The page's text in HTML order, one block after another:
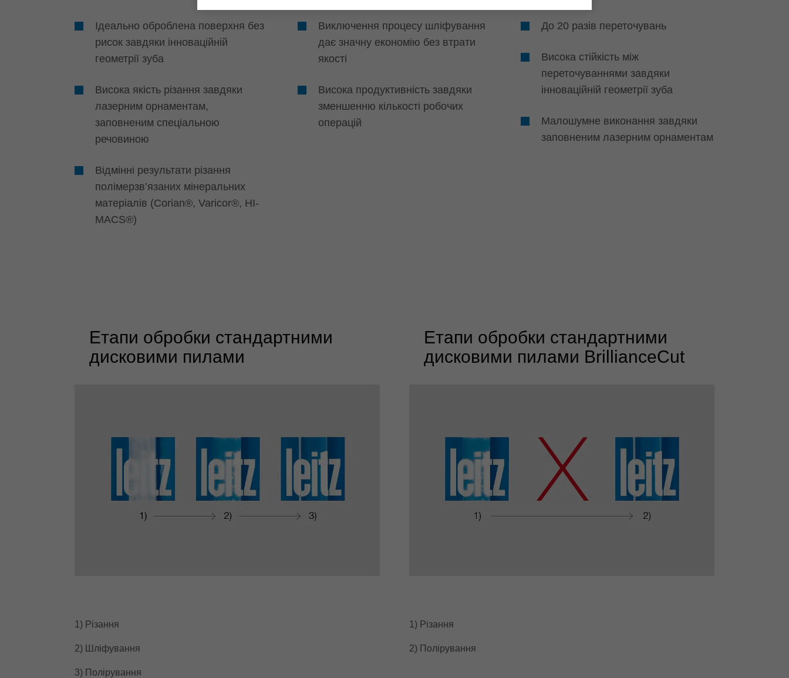
Ідеально оброблена поверхня без
рисок завдяки інноваційній
геометрії зуба
Висока якість різання завдяки
лазерним орнаментам,
заповненим спеціальною
речовиною
Відмінні результати різання
полімерзв’язаних мінеральних
матеріалів (Corian®, Varicor®, HI-
MACS®)
Виключення процесу шліфування
дає значну економію без втрати
якості
Висока продуктивність завдяки
зменшенню кількості робочих
операцій
До 20 разів переточувань
Висока стійкість між
переточуваннями завдяки
інноваційній геометрії зуба
Малошумне виконання завдяки
заповненим лазерним орнаментам
Етапи обробки стандартними
дисковими пилами
1) Різання
2) Шліфування
3) Полірування
Етапи обробки стандартними
дисковими пилами BrillianceCut
1) Різання
2) Полірування